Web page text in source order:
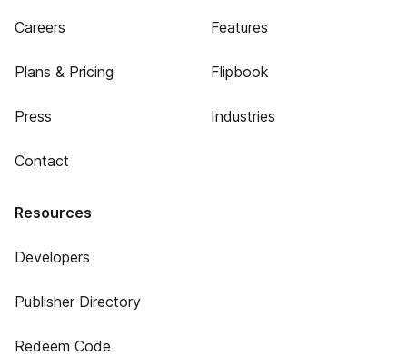
Careers
Plans & Pricing
Press
Contact
Features
Flipbook
Industries
Resources
Developers
Publisher Directory
Redeem Code